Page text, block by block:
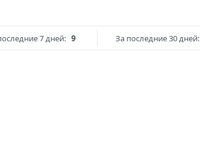
7 дней: 9 За последние 30 дней: